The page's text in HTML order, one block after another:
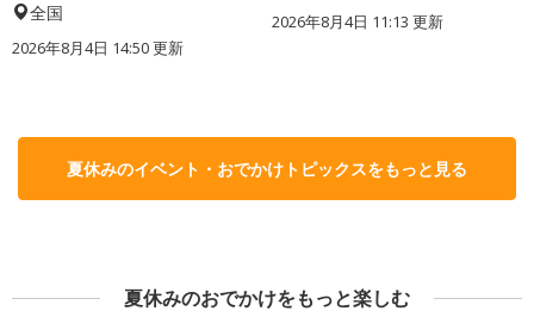
全国
2026年8月4日 14:50更新
2026年8月4日 11:13 更新
夏休みのイベント・おでかけトピックスをもっと見る
夏休みのおでかけをもっと楽しむ